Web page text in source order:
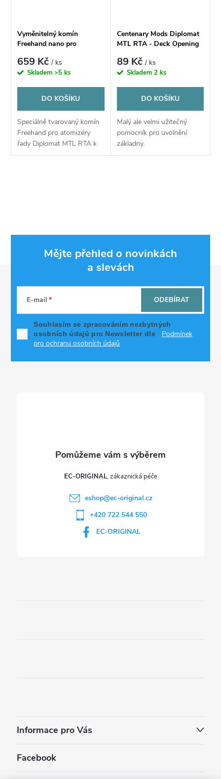
Vyměnitelný komín
Freehand nano pro
MTL RTA
659 Kč/ ks
Skladem>5 ks
DO KOŠÍKU
Speciálně tvarovaný komín
Freehand pro atomizéry
řady Diplomat MTL RTA k
ještě lepšímu podání chuti
Centenary Mods Diplomat
MTL RTA - Deck Opening
uvolnění základny
89 Kč/ ks
Skladem 2 ks
DO KOŠÍKU
Malý ale velmi užitečný
pomocník pro uvolnění
základny.
a
í
p
r
Mějte přehled o novinkách
a slevách
E-mail
Souhlasím se zpracováním nezbytných
osobních údajů pro Newsletter dle
Podmínek
pro ochranu osobních údajů
ODEBÍRAT
EC-ORIGINAL
eshop@ec-original.cz
+420 722 544 550
EC-ORIGINAL
Informace pro Vás
Facebook